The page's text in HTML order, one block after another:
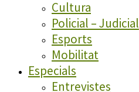
Cultura
Policial – Judicial
Esports
Mobilitat
Especials
Entrevistes